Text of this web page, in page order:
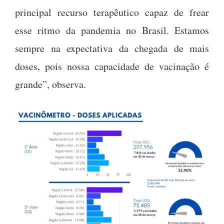
principal recurso terapêutico capaz de frear
esse ritmo da pandemia no Brasil. Estamos
sempre na expectativa da chegada de mais
doses, pois nossa capacidade de vacinação é
grande”, observa.